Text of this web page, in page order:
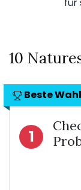
für
10
Beste Wahl
1